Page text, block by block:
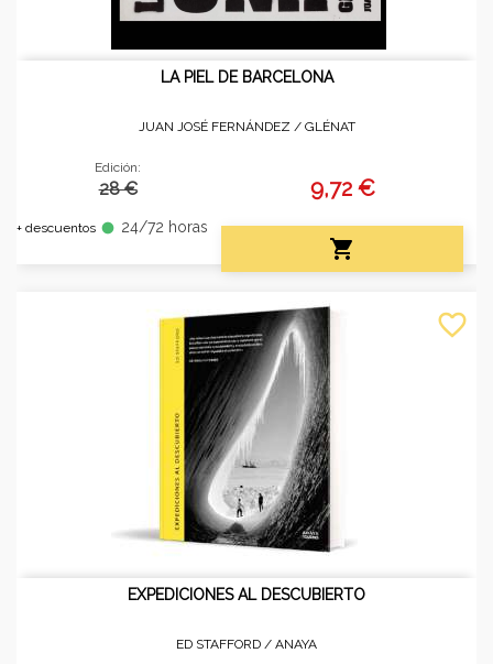
LA PIEL DE BARCELONA
JUAN JOSÉ FERNÁNDEZ / GLÉNAT
Edición:
28 €
+ descuentos fiber_manual_record 24/72 horas
9,72 €

EXPEDICIONES AL DESCUBIERTO
ED STAFFORD / ANAYA
favorite_border